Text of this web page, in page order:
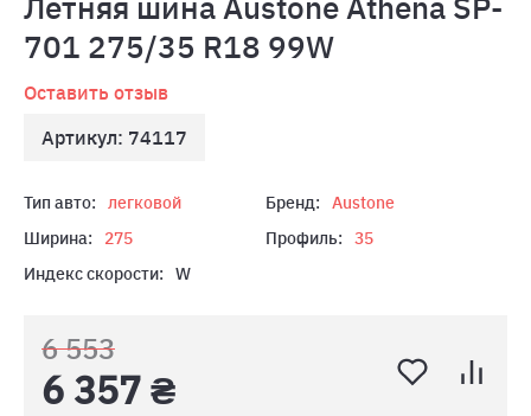
701 275/35 R18 99W
Оставить отзыв
Артикул: 74117
Тип авто: легковой Бренд:
Austone
Ширина:
275 Профиль:
35
Индекс скорости:
W
6 553
6 357 ₴